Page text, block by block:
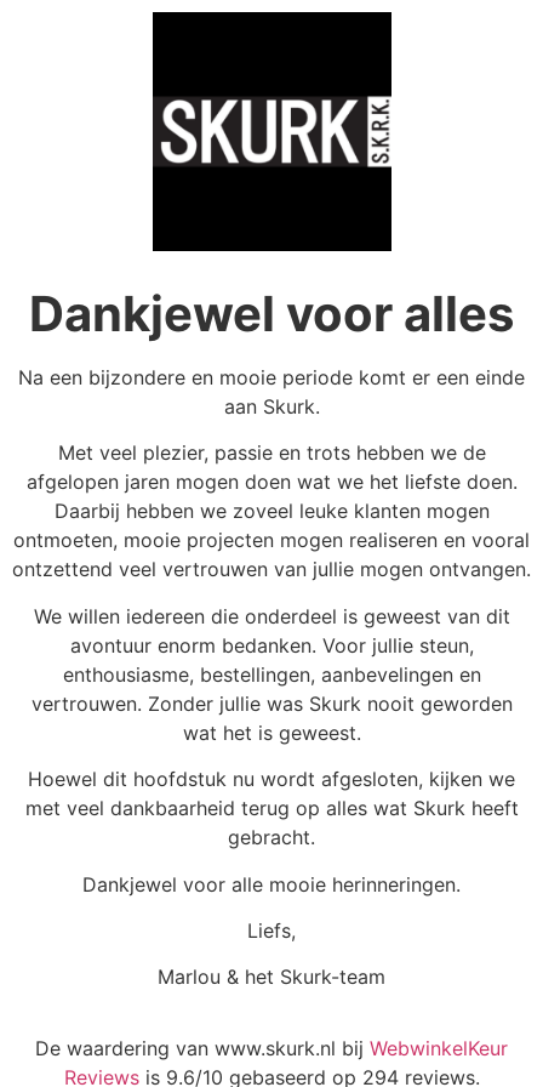
Dankjewel voor alles
Na een bijzondere en mooie periode komt er een einde
aan Skurk.
Met veel plezier, passie en trots hebben we de
afgelopen jaren mogen doen wat we het liefste doen.
Daarbij hebben we zoveel leuke klanten mogen
ontmoeten, mooie projecten mogen realiseren en vooral
ontzettend veel vertrouwen van jullie mogen ontvangen.
We willen iedereen die onderdeel is geweest van dit
avontuur enorm bedanken. Voor jullie steun,
enthousiasme, bestellingen, aanbevelingen en
vertrouwen. Zonder jullie was Skurk nooit geworden
wat het is geweest.
Hoewel dit hoofdstuk nu wordt afgesloten, kijken we
met veel dankbaarheid terug op alles wat Skurk heeft
gebracht.
Dankjewel voor alle mooie herinneringen.
Liefs,
Marlou & het Skurk-team
De waardering van www.skurk.nl bij WebwinkelKeur
Reviewsis 9.6/10 gebaseerd op 294 reviews.